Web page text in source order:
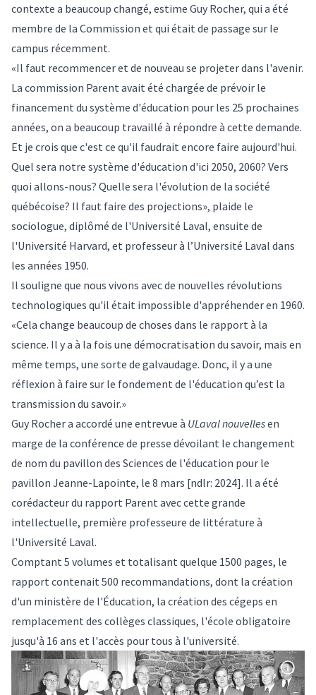
contexte a beaucoup changé, estime Guy Rocher, qui a été
membre de la Commission et qui était de passage sur le
campus récemment.
«Il faut recommencer et de nouveau se projeter dans l'avenir.
La commission Parent avait été chargée de prévoir le
financement du système d'éducation pour les 25 prochaines
années, on a beaucoup travaillé à répondre à cette demande.
Et je crois que c'est ce qu'il faudrait encore faire aujourd'hui.
Quel sera notre système d'éducation d'ici 2050, 2060? Vers
quoi allons-nous? Quelle sera l'évolution de la société
québécoise? Il faut faire des projections», plaide le
sociologue, diplômé de l'Université Laval, ensuite de
l'Université Harvard, et professeur à l’Université Laval dans
les années 1950.
Il souligne que nous vivons avec de nouvelles révolutions
technologiques qu'il était impossible d'appréhender en 1960.
«Cela change beaucoup de choses dans le rapport à la
science. Il y a à la fois une démocratisation du savoir, mais en
même temps, une sorte de galvaudage. Donc, il y a une
réflexion à faire sur le fondement de l'éducation qu’est la
transmission du savoir.»
Guy Rocher a accordé une entrevue à ULaval nouvellesen
marge de la conférence de presse dévoilant le changement
de nom du pavillon des Sciences de l'éducation pour le
pavillon Jeanne-Lapointe, le 8 mars [ndlr: 2024]. Il a été
corédacteur du rapport Parent avec cette grande
intellectuelle, première professeure de littérature à
l'Université Laval.
Comptant 5 volumes et totalisant quelque 1500 pages, le
rapport contenait 500 recommandations, dont la création
d'un ministère de l'Éducation, la création des cégeps en
remplacement des collèges classiques, l'école obligatoire
jusqu'à 16 ans et l'accès pour tous à l'université.